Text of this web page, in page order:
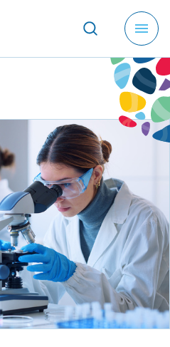
メ
ニ
ュ
ー
を
開
く